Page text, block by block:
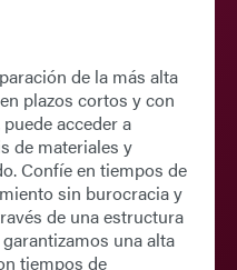
de la más alta
plazos cortos y con
acceder a
de materiales y
Confíe en tiempos de
sin burocracia y
de una estructura
una alta
tiempos de